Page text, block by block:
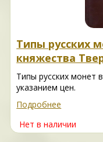
Типы русских
княжества
Типы русских монет
указанием цен.
Подробнее
Нет в наличии